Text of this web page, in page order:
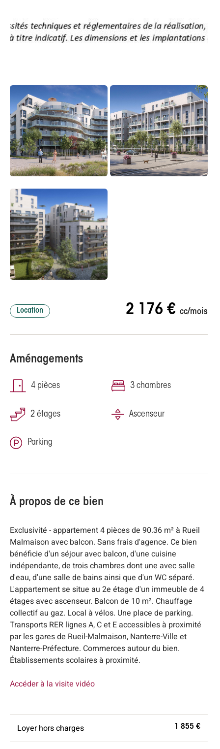
Location 2 176 €cc/mois
Aménagements
4 pièces 3 chambres
2 étages Ascenseur
Parking
À propos de ce bien
Exclusivité - appartement 4 pièces de 90.36 m² à Rueil
Malmaison avec balcon. Sans frais d'agence. Ce bien
bénéficie d'un séjour avec balcon, d'une cuisine
indépendante, de trois chambres dont une avec salle
d'eau, d'une salle de bains ainsi que d'un WC séparé.
L'appartement se situe au 2e étage d'un immeuble de 4
étages avec ascenseur. Balcon de 10 m². Chauffage
collectif au gaz. Local à vélos. Une place de parking.
Transports RER lignes A, C et E accessibles à proximité
par les gares de Rueil-Malmaison, Nanterre-Ville et
Nanterre-Préfecture. Commerces autour du bien.
Établissements scolaires à proximité.
Accéder à la visite vidéo
Loyer hors charges 1 855 €